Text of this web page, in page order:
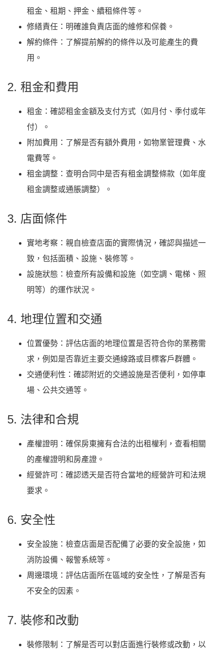
租金、租期、押金、續租條件等。
修繕責任：明確誰負責店面的維修和保養。
解約條件：了解提前解約的條件以及可能產生的費
用。
2. 租金和費用
租金：確認租金金額及支付方式（如月付、季付或年
付）。
附加費用：了解是否有額外費用，如物業管理費、水
電費等。
租金調整：查明合同中是否有租金調整條款（如年度
租金調整或通脹調整）。
3. 店面條件
實地考察：親自檢查店面的實際情況，確認與描述一
致，包括面積、設施、裝修等。
設施狀態：檢查所有設備和設施（如空調、電梯、照
明等）的運作狀況。
4. 地理位置和交通
位置優勢：評估店面的地理位置是否符合你的業務需
求，例如是否靠近主要交通線路或目標客戶群體。
交通便利性：確認附近的交通設施是否便利，如停車
場、公共交通等。
5. 法律和合規
產權證明：確保房東擁有合法的出租權利，查看相關
的產權證明和房產證。
經營許可：確認透天是否符合當地的經營許可和法規
要求。
6. 安全性
安全設施：檢查店面是否配備了必要的安全設施，如
消防設備、報警系統等。
周邊環境：評估店面所在區域的安全性，了解是否有
不安全的因素。
7. 裝修和改動
裝修限制：了解是否可以對店面進行裝修或改動，以